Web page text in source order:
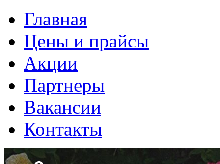
Главная
Цены и прайсы
Акции
Партнеры
Вакансии
Контакты